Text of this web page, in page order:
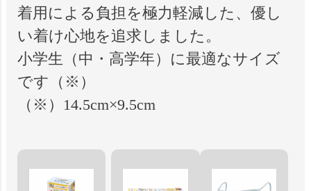
着用による負担を極力軽減した、優し
い着け心地を追求しました。
小学生（中・高学年）に最適なサイズ
です（※）
（※）14.5cm×9.5cm